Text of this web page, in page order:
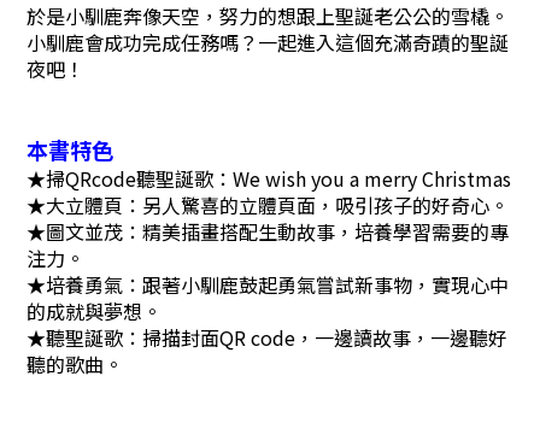
於是小馴鹿奔像天空，努力的想跟上聖誕老公公的雪橇。
小馴鹿會成功完成任務嗎？一起進入這個充滿奇蹟的聖誕
夜吧！
本書特色
★掃QRcode聽聖誕歌：We wish you a merry Christmas
★大立體頁：另人驚喜的立體頁面，吸引孩子的好奇心。
★圖文並茂：精美插畫搭配生動故事，培養學習需要的專
注力。
★培養勇氣：跟著小馴鹿鼓起勇氣嘗試新事物，實現心中
的成就與夢想。
★聽聖誕歌：掃描封面QR code，一邊讀故事，一邊聽好
聽的歌曲。